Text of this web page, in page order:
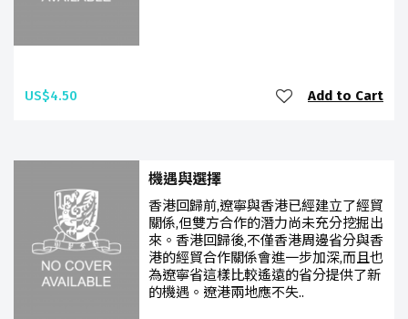
US$4.50 Add to Cart
機遇與選擇
香港回歸前,遼寧與香港已經建立了經貿
關係,但雙方合作的潛力尚未充分挖掘出
來。香港回歸後,不僅香港周邊省分與香
港的經貿合作關係會進一步加深,而且也
為遼寧省這樣比較遙遠的省分提供了新
的機遇。遼港兩地應不失..